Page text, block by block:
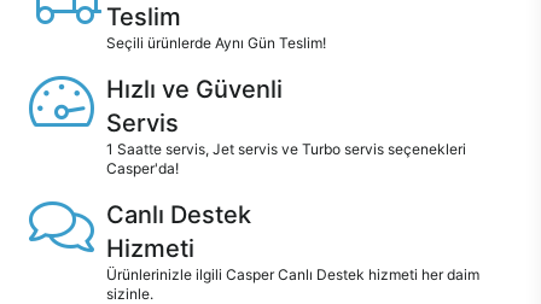
Teslim
Seçili ürünlerde Aynı Gün Teslim!
Hızlı ve Güvenli
Servis
1 Saatte servis, Jet servis ve Turbo servis seçenekleri
Casper'da!
Canlı Destek
Hizmeti
Ürünlerinizle ilgili Casper Canlı Destek hizmeti her daim
sizinle.